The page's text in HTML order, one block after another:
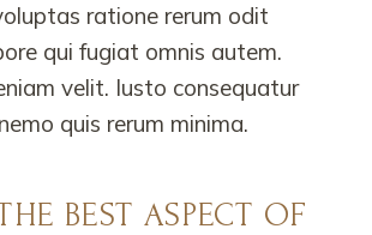
ratione rerum odit
qui fugiat omnis autem.
velit. Iusto consequatur
quis rerum minima.
BEST ASPECT OF